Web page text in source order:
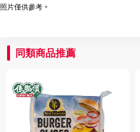
照片僅供參考。
同類商品推薦